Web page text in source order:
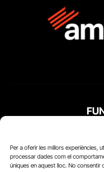
Per a oferir les millors experiències,
processar dades com el
úniques en aquest lloc. No